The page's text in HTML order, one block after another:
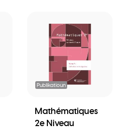
Publikatioun
Mathématiques
2e Niveau